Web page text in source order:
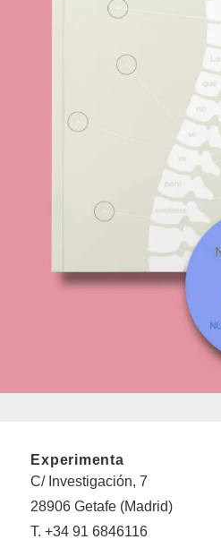
Experimenta
C/ Investigación, 7
28906 Getafe (Madrid)
T. +34 91 6846116